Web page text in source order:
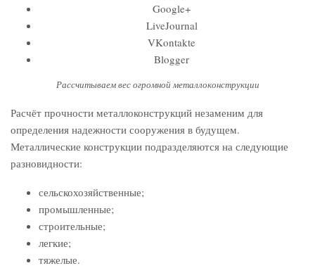
Google+
LiveJournal
VKontakte
Blogger
Рассчитываем вес огромной металлоконструкции
Расчёт прочности металлоконструкций незаменим для
определения надежности сооружения в будущем.
Металлические конструкции подразделяются на следующие
разновидности:
сельскохозяйственные;
промышленные;
строительные;
легкие;
тяжелые.